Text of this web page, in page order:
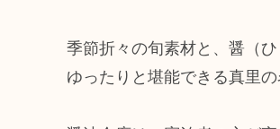
季節折々の旬素材と、醤（
ゆったりと堪能できる真里の